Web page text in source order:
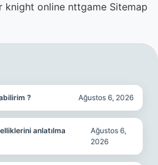
knight online nttgame Sitemap
? Ağustos 6, 2026
anlatılma
Ağustos 6,
2026